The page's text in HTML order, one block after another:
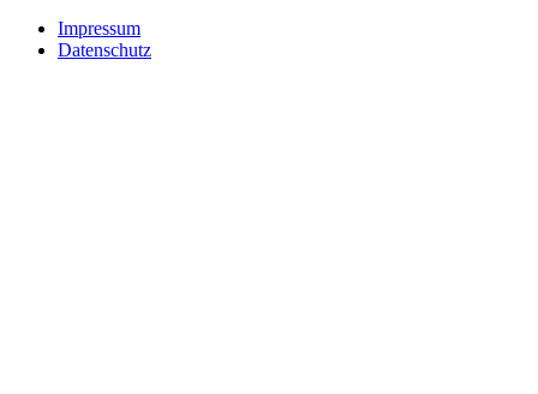
Impressum
Datenschutz